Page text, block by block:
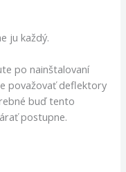
ju každý.
po nainštalovaní
považovať deflektory
buď tento
postupne.